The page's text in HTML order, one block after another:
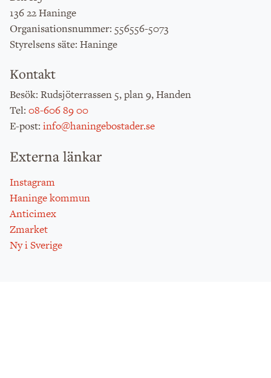
136 22 Haninge
Organisationsnummer: 556556-5073
Styrelsens säte: Haninge
Kontakt
Besök: Rudsjöterrassen 5, plan 9, Handen
Tel: 08-606 89 00
E-post: info@haningebostader.se
Externa länkar
Instagram
Haninge kommun
Anticimex
Zmarket
Ny i Sverige